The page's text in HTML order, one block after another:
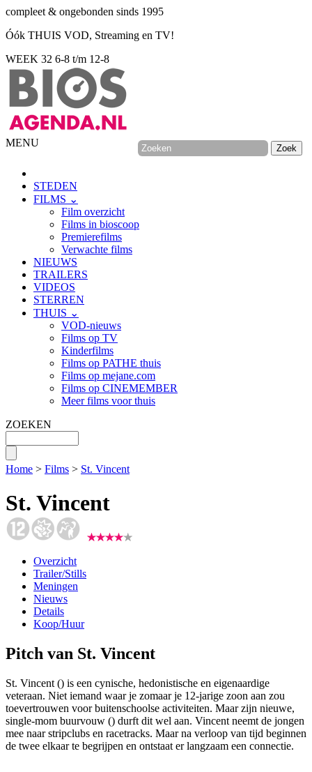
compleet & ongebonden sinds 1995
Óók THUIS VOD, Streaming en TV!
WEEK 32 6-8 t/m 12-8
MENU
STEDEN
FILMS ⌄
Film overzicht
Films in bioscoop
Premierefilms
Verwachte films
NIEUWS
TRAILERS
VIDEOS
STERREN
THUIS ⌄
VOD-nieuws
Films op TV
Kinderfilms
Films op PATHE thuis
Films op mejane.com
Films op CINEMEMBER
Meer films voor thuis
ZOEKEN
Home > Films > St. Vincent
St. Vincent
Overzicht
Trailer/Stills
Meningen
Nieuws
Details
Koop/Huur
Pitch van St. Vincent
St. Vincent () is een cynische, hedonistische en eigenaardige
veteraan. Niet iemand waar je zomaar je 12-jarige zoon aan zou
toevertrouwen voor buitenschoolse activiteiten. Maar zijn nieuwe,
single-mom buurvouw () durft dit wel aan. Vincent neemt de jongen
mee naar stripclubs en racetracks. Maar na verloop van tijd beginnen
de twee elkaar te begrijpen en ontstaat er langzaam een connectie.